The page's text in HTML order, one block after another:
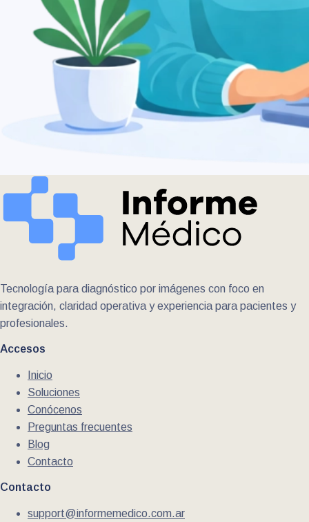
Tecnología para diagnóstico por imágenes con foco en
integración, claridad operativa y experiencia para pacientes y
profesionales.
Accesos
Inicio
Soluciones
Conócenos
Preguntas frecuentes
Blog
Contacto
Contacto
support@informemedico.com.ar